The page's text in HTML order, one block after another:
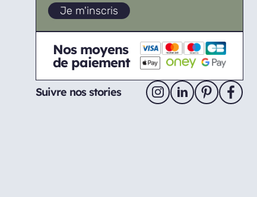
Nos moyens
de paiement
Suivre nos stories